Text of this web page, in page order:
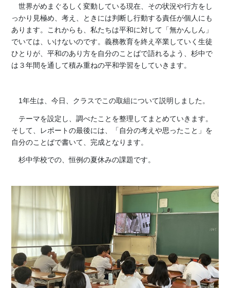
世界がめまぐるしく変動している現在、その状況や行方をし
っかり見極め、考え、ときには判断し行動する責任が個人にも
あります。これからも、私たちは平和に対して「無かんしん」
でいては、いけないのです。義務教育を終え卒業していく生徒
ひとりが、平和のあり方を自分のことばで語れるよう、杉中で
は３年間を通して積み重ねの平和学習をしていきます。
1年生は、今日、クラスでこの取組について説明しました。
テーマを設定し、調べたことを整理してまとめていきます。
そして、レポートの最後には、「自分の考えや思ったこと」を
自分のことばで書いて、完成となります。
杉中学校での、恒例の夏休みの課題です。